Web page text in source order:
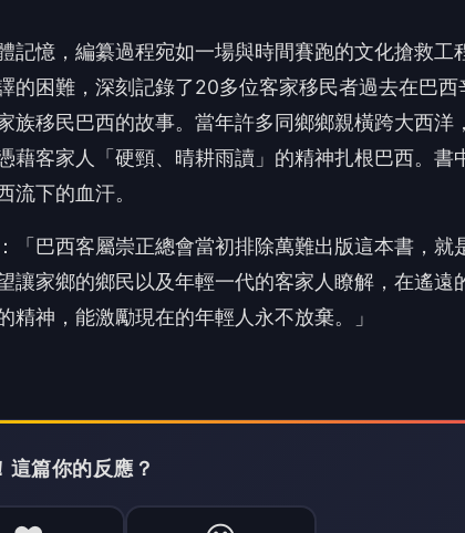
記憶，編纂過程宛如一場與時間賽跑的文化搶救工
的困難，深刻記錄了20多位客家移民者過去在巴西
族移民巴西的故事。當年許多同鄉鄉親橫跨大西洋
藉客家人「硬頸、晴耕雨讀」的精神扎根巴西。書
下的血汗。
「巴西客屬崇正總會當初排除萬難出版這本書，就
讓家鄉的鄉民以及年輕一代的客家人瞭解，在遙遠
神，能激勵現在的年輕人永不放棄。」
這篇你的反應？